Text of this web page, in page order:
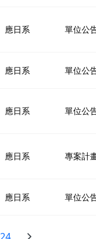
應日系 單位公
應日系 單位公
應日系 單位公
應日系 專案計
應日系 單位公
24